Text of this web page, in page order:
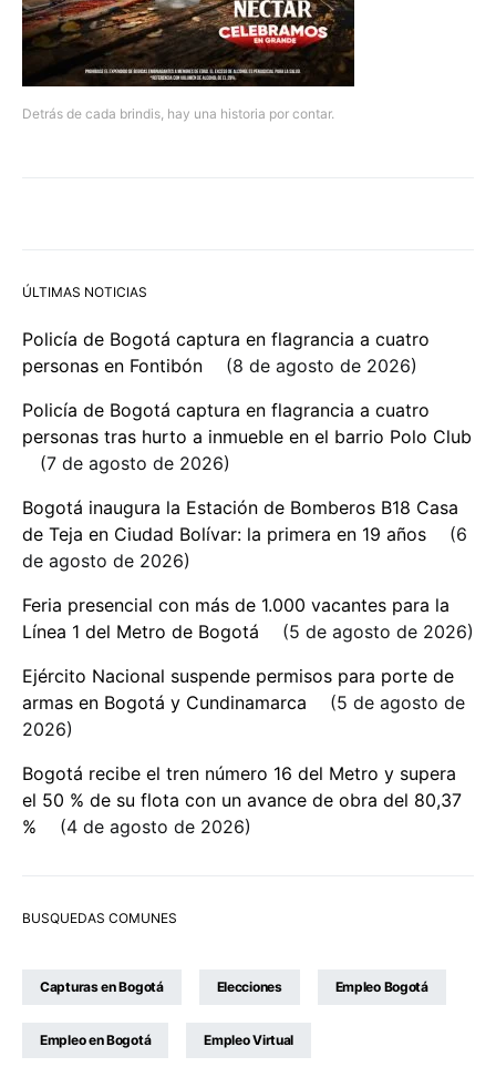
Detrás de cada brindis, hay una historia por contar.
ÚLTIMAS NOTICIAS
Policía de Bogotá captura en flagrancia a cuatro
personas en Fontibón
8 de agosto de 2026
Policía de Bogotá captura en flagrancia a cuatro
personas tras hurto a inmueble en el barrio Polo Club
7 de agosto de 2026
Bogotá inaugura la Estación de Bomberos B18 Casa
de Teja en Ciudad Bolívar: la primera en 19 años
6
de agosto de 2026
Feria presencial con más de 1.000 vacantes para la
Línea 1 del Metro de Bogotá
5 de agosto de 2026
Ejército Nacional suspende permisos para porte de
armas en Bogotá y Cundinamarca
5 de agosto de
2026
Bogotá recibe el tren número 16 del Metro y supera
el 50 % de su flota con un avance de obra del 80,37
%
4 de agosto de 2026
BUSQUEDAS COMUNES
Capturas en Bogotá Elecciones Empleo Bogotá
Empleo en Bogotá Empleo Virtual